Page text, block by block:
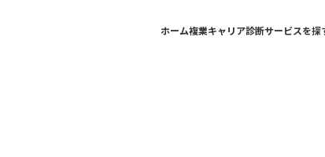
ホーム複業キャリア診断サービスを探